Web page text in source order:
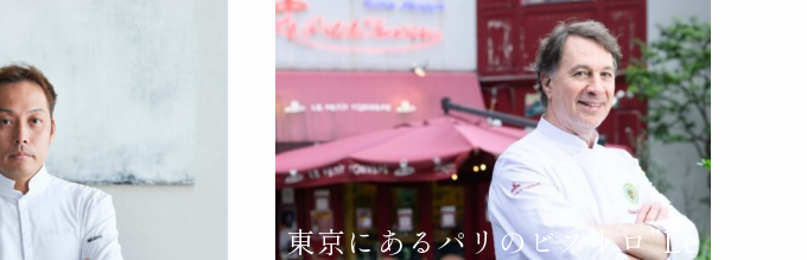
東京にあるパリのビストロ”Le